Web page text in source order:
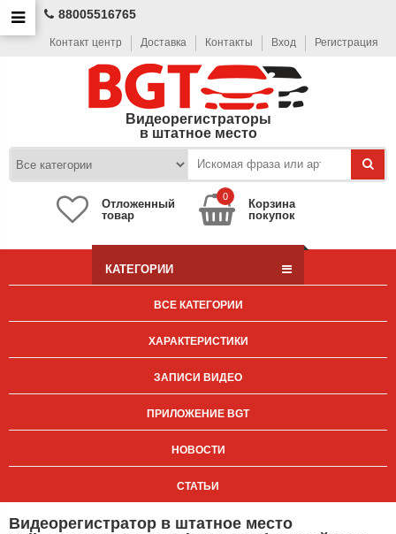
88005516765
Контакт центр Доставка Контакты Вход Регистрация
Видеорегистраторы
в штатное место
Отложенный
товар
0
Корзина
покупок
КАТЕГОРИИ
ВСЕ КАТЕГОРИИ
ХАРАКТЕРИСТИКИ
ЗАПИСИ ВИДЕО
ПРИЛОЖЕНИЕ BGT
НОВОСТИ
СТАТЬИ
Видеорегистратор в штатное место